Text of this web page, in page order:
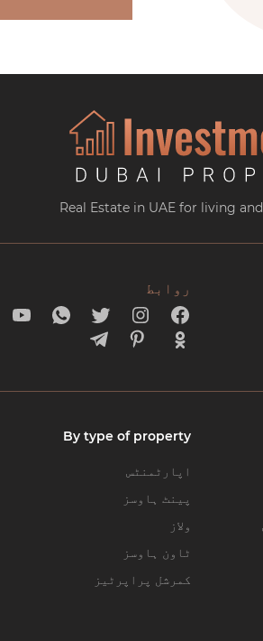
Real Estate in UAE for living
روابط
By type of property
اپارٹمنٹس
پینٹ ہاوسز
ولاز
ٹاون ہاوسز
کمرشل پراپرٹیز